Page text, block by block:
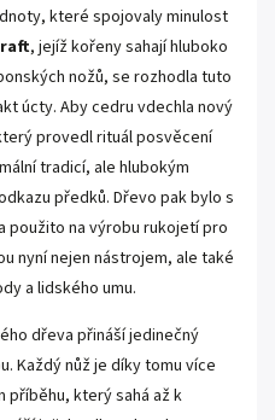
které spojovaly minulost
, jejíž kořeny sahají hluboko
nožů, se rozhodla tuto
úcty. Aby cedru vdechla nový
provedl rituál posvěcení
tradicí, ale hlubokým
předků. Dřevo pak bylo s
použito na výrobu rukojetí pro
nyní nejen nástrojem, ale také
a lidského umu.
dřeva přináší jedinečný
Každý nůž je díky tomu více
příběhu, který sahá až k